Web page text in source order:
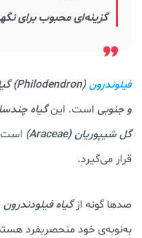
گزینه‌ای محبوب برای
فیلوندرون(Philodendron)
و جنوبی است. اینگیاه
گل شیپوریان (Araceae)
است
قرار می‌گیرد.
صدها گونه ازگیاه فیلودندرون
به‌نوبه‌ی خود منحصربفرد